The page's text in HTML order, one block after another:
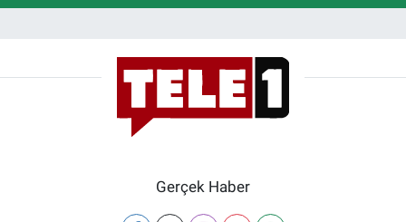
Gerçek Haber